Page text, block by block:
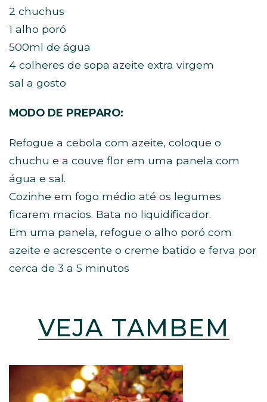
2 chuchus
1 alho poró
500ml de água
4 colheres de sopa azeite extra virgem
sal a gosto
MODO DE PREPARO:
Refogue a cebola com azeite, coloque o
chuchu e a couve flor em uma panela com
água e sal.
Cozinhe em fogo médio até os legumes
ficarem macios. Bata no liquidificador.
Em uma panela, refogue o alho poró com
azeite e acrescente o creme batido e ferva por
cerca de 3 a 5 minutos
VEJA TAMBÉM